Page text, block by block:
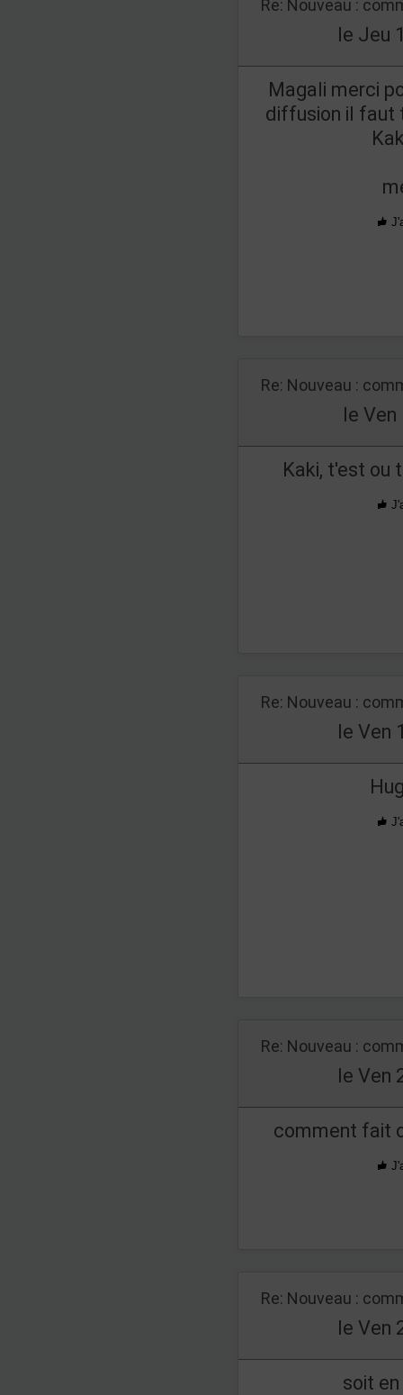
Re: Nouveau :
le Jeu
Magali merci
diffusion il faut
Re: Nouveau :
le Ven
Kaki, t'est ou
Re: Nouveau :
le Ven
Re: Nouveau :
le Ven
comment fait
Re: Nouveau :
le Ven
soit